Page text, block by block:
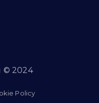
© 2024
Policy